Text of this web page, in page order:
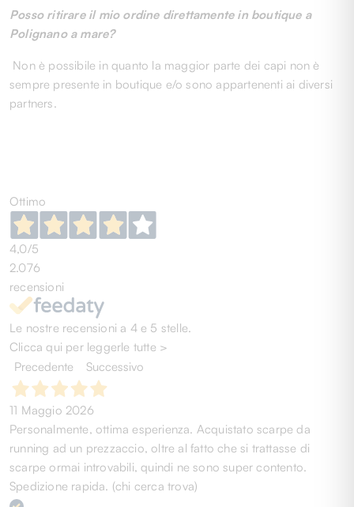
Posso ritirare il mio ordine direttamente in boutique a
Polignano a mare?
Non è possibile in quanto la maggior parte dei capi non è
sempre presente in boutique e/o sono appartenenti ai diversi
partners.
Ottimo
4,0/5
2.076
recensioni
Le nostre recensioni a 4 e 5 stelle.
Clicca qui per leggerle tutte >
Precedente
Successivo
11 Maggio 2026
Personalmente, ottima esperienza. Acquistato scarpe da
running ad un prezzaccio, oltre al fatto che si trattasse di
scarpe ormai introvabili, quindi ne sono super contento.
Spedizione rapida. (chi cerca trova)